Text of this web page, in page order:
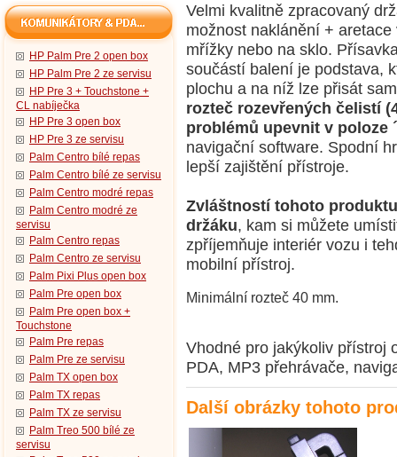
HP Palm Pre 2 open box
HP Palm Pre 2 ze servisu
HP Pre 3 + Touchstone +
CL nabíječka
HP Pre 3 open box
HP Pre 3 ze servisu
Palm Centro bílé repas
Palm Centro bílé ze servisu
Palm Centro modré repas
Palm Centro modré ze
servisu
Palm Centro repas
Palm Centro ze servisu
Palm Pixi Plus open box
Palm Pre open box
Palm Pre open box +
Touchstone
Palm Pre repas
Palm Pre ze servisu
Palm TX open box
Palm TX repas
Palm TX ze servisu
Palm Treo 500 bílé ze
servisu
Velmi kvalitně zpracovaný
možnost naklánění +
mřížky nebo na sklo.
součástí balení je podstava,
plochu a na níž lze přisát
rozteč rozevřených čelistí
problémů upevnit v poloze
navigační software. Spodní
lepší zajištění přístroje.
Zvláštností tohoto
držáku, kam si můžete
zpříjemňuje interiér vozu i
mobilní přístroj.
Minimální rozteč 40 mm.
Vhodné pro jakýkoliv přístroj
PDA, MP3 přehrávače,
Další obrázky tohoto